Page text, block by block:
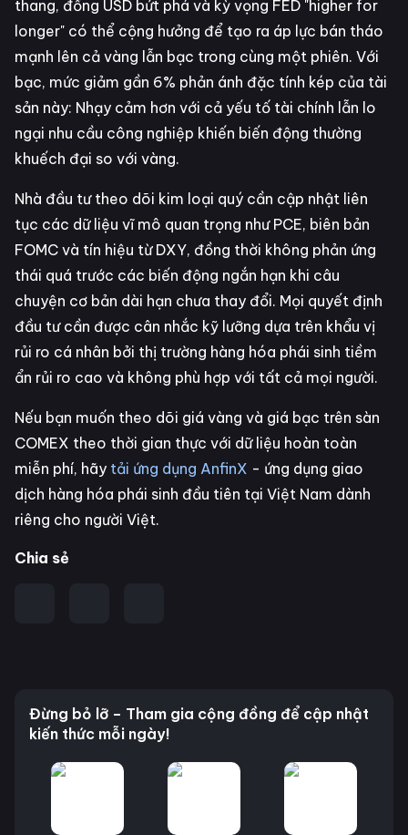
thang, đồng USD bứt phá và kỳ vọng FED "higher for
longer" có thể cộng hưởng để tạo ra áp lực bán tháo
mạnh lên cả vàng lẫn bạc trong cùng một phiên. Với
bạc, mức giảm gần 6% phản ánh đặc tính kép của tài
sản này: Nhạy cảm hơn với cả yếu tố tài chính lẫn lo
ngại nhu cầu công nghiệp khiến biến động thường
khuếch đại so với vàng.
Nhà đầu tư theo dõi kim loại quý cần cập nhật liên
tục các dữ liệu vĩ mô quan trọng như PCE, biên bản
FOMC và tín hiệu từ DXY, đồng thời không phản ứng
thái quá trước các biến động ngắn hạn khi câu
chuyện cơ bản dài hạn chưa thay đổi. Mọi quyết định
đầu tư cần được cân nhắc kỹ lưỡng dựa trên khẩu vị
rủi ro cá nhân bởi thị trường hàng hóa phái sinh tiềm
ẩn rủi ro cao và không phù hợp với tất cả mọi người.
Nếu bạn muốn theo dõi giá vàng và giá bạc trên sàn
COMEX theo thời gian thực với dữ liệu hoàn toàn
miễn phí, hãy tải ứng dụng AnfinX - ứng dụng giao
dịch hàng hóa phái sinh đầu tiên tại Việt Nam dành
riêng cho người Việt.
Chia sẻ
Đừng bỏ lỡ – Tham gia cộng đồng để cập nhật
kiến thức mỗi ngày!